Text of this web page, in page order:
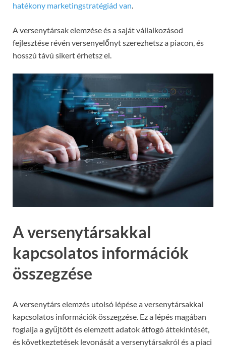
hatékony marketingstratégiád van
A versenytársak elemzése és a saját vállalkozásod
fejlesztése révén versenyelőnyt szerezhetsz a piacon, és
hosszú távú sikert érhetsz el.
A versenytársakkal
kapcsolatos információk
összegzése
A versenytárs elemzés utolsó lépése a versenytársakkal
kapcsolatos információk összegzése. Ez a lépés magában
foglalja a gyűjtött és elemzett adatok átfogó áttekintését,
és következtetések levonását a versenytársakról és a piaci